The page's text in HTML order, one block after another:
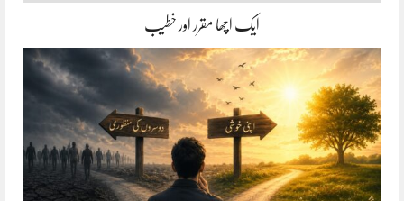
ایک اچھا مقرر اور خطیب